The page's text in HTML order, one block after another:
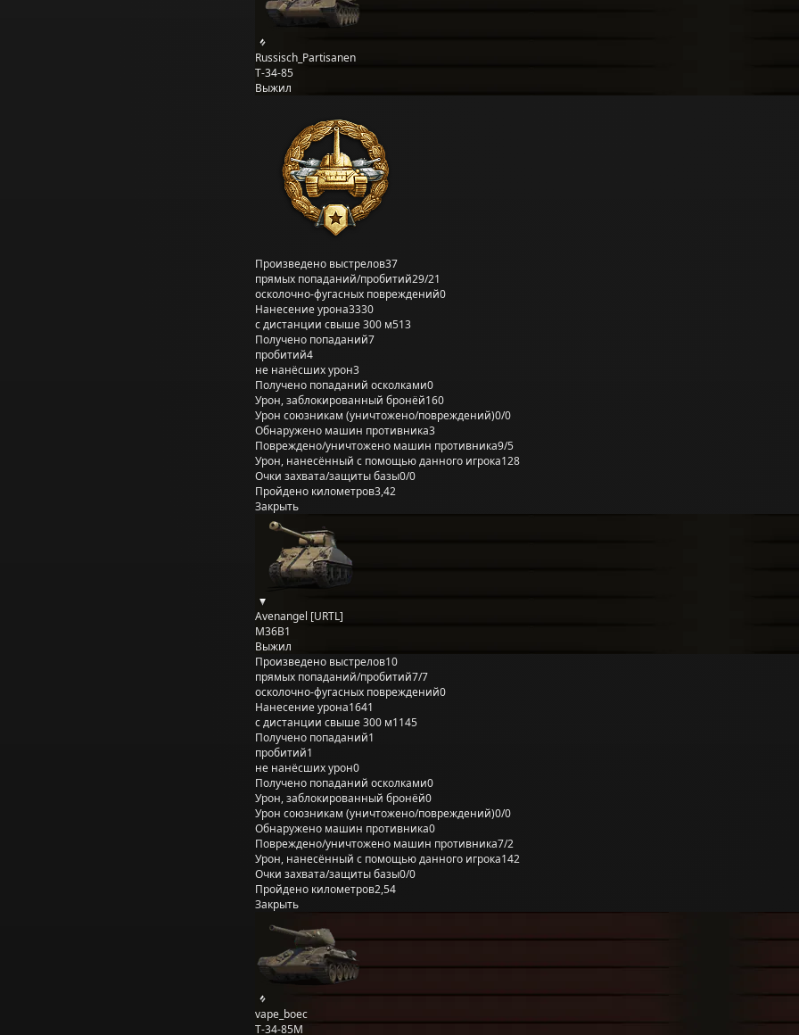
Russisch_Partisanen
Т-34-85
Выжил
Произведено выстрелов37
прямых попаданий/пробитий29/21
осколочно-фугасных повреждений0
Нанесение урона3330
с дистанции свыше 300 м513
Получено попаданий7
пробитий4
не нанёсших урон3
Получено попаданий осколками0
Урон, заблокированный бронёй160
Урон союзникам (уничтожено/повреждений)0/0
Обнаружено машин противника3
Повреждено/уничтожено машин противника9/5
Урон, нанесённый с помощью данного игрока128
Очки захвата/защиты базы0/0
Пройдено километров3,42
Закрыть
Avenangel [URTL]
M36B1
Выжил
Произведено выстрелов10
прямых попаданий/пробитий7/7
осколочно-фугасных повреждений0
Нанесение урона1641
с дистанции свыше 300 м1145
Получено попаданий1
пробитий1
не нанёсших урон0
Получено попаданий осколками0
Урон, заблокированный бронёй0
Урон союзникам (уничтожено/повреждений)0/0
Обнаружено машин противника0
Повреждено/уничтожено машин противника7/2
Урон, нанесённый с помощью данного игрока142
Очки захвата/защиты базы0/0
Пройдено километров2,54
Закрыть
vape_boec
Т-34-85М